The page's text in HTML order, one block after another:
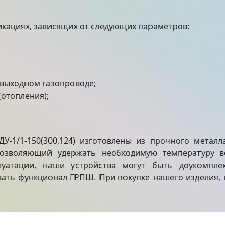
зависящих от следующих параметров:
газопроводе;
1/1-150(300,124) изготовлены из прочного
удержать необходимую
наши устройства могут быть
функционал ГРПШ. При покупке нашего изделия,